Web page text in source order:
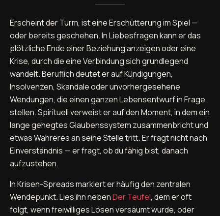
Erscheint der Turm, ist eine Erschütterung im Spiel —
oder bereits geschehen. In Liebesfragen kann er das
plötzliche Ende einer Beziehung anzeigen oder eine
Krise, durch die eine Verbindung sich grundlegend
wandelt. Beruflich deutet er auf Kündigungen,
Insolvenzen, Skandale oder unvorhergesehene
Wendungen, die einen ganzen Lebensentwurf in Frage
stellen. Spirituell verweist er auf den Moment, in dem ein
lange gehegtes Glaubenssystem zusammenbricht und
etwas Wahreres an seine Stelle tritt. Er fragt nicht nach
Einverständnis — er fragt, ob du fähig bist, danach
aufzustehen.
In Krisen-Spreads markiert er häufig den zentralen
Wendepunkt. Lies ihn nebenDer Teufel, dem er oft
folgt, wenn freiwilliges Lösen versäumt wurde, oder